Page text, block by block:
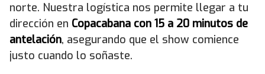
norte. Nuestra logística nos permite llegar a tu
dirección en Copacabana con 15 a 20 minutos de
antelación, asegurando que el show comience
justo cuando lo soñaste.